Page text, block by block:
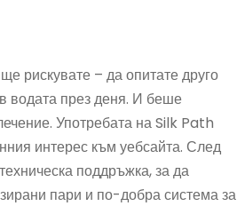
рискувате – да опитате друго
водата през деня. И беше
Употребата на Silk Path
интерес към уебсайта. След
поддръжка, за да
пари и по-добра система за